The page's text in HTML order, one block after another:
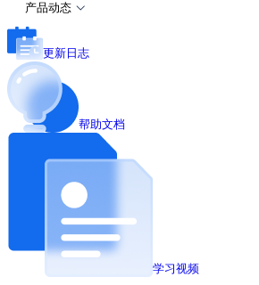
产品动态
更新日志
帮助文档
学习视频